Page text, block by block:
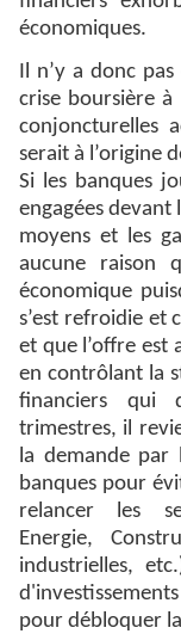
économiques.
Il n’y a donc
crise boursière à
conjoncturelles
serait à l’origine
Si les banques
engagées devant
moyens et les
aucune raison
économique
s’est refroidie et
et que l’offre est
en contrôlant la
financiers qui
trimestres, il
la demande par
banques pour
relancer les
Energie,
industrielles,
pour débloquer